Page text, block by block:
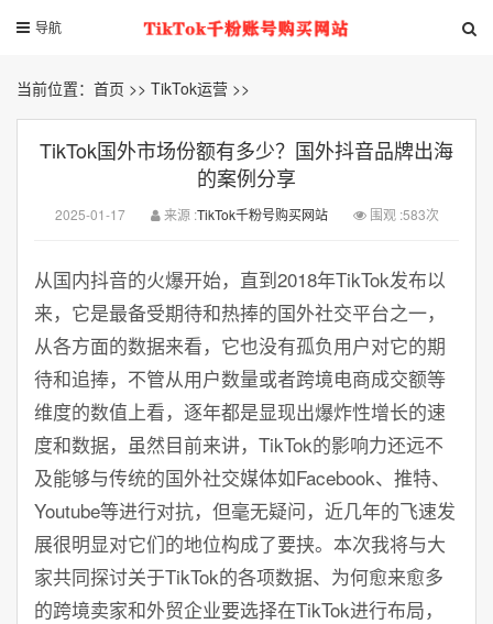
导航
当前位置： 首页 >> TikTok运营 >>
TikTok国外市场份额有多少？国外抖音品牌出海
的案例分享
2025-01-17 来源 :TikTok千粉号购买网站 围观 :583次
从国内抖音的火爆开始，直到2018年TikTok发布以
来，它是最备受期待和热捧的国外社交平台之一，
从各方面的数据来看，它也没有孤负用户对它的期
待和追捧，不管从用户数量或者跨境电商成交额等
维度的数值上看，逐年都是显现出爆炸性增长的速
度和数据，虽然目前来讲，TikTok的影响力还远不
及能够与传统的国外社交媒体如Facebook、推特、
Youtube等进行对抗，但毫无疑问，近几年的飞速发
展很明显对它们的地位构成了要挟。本次我将与大
家共同探讨关于TikTok的各项数据、为何愈来愈多
的跨境卖家和外贸企业要选择在TikTok进行布局，